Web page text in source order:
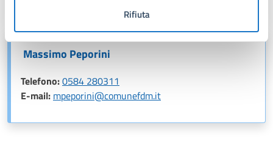
Rifiuta
Massimo Peporini
Telefono:0584 280311
E-mail: mpeporini@comunefdm.it